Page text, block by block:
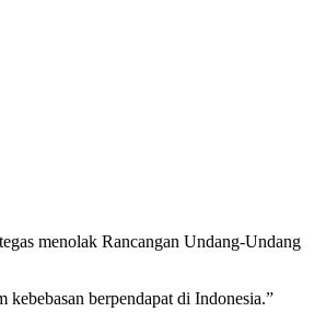
menolak Rancangan Undang-Undang
berpendapat di Indonesia.”